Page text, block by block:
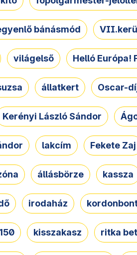
bánásmód
világelső Helló Európa!
állatkert Oscar-
Kerényi László Sándor
lakcím Fekete Zaj
állásbörze kassza
irodaház
kisszakasz ritka